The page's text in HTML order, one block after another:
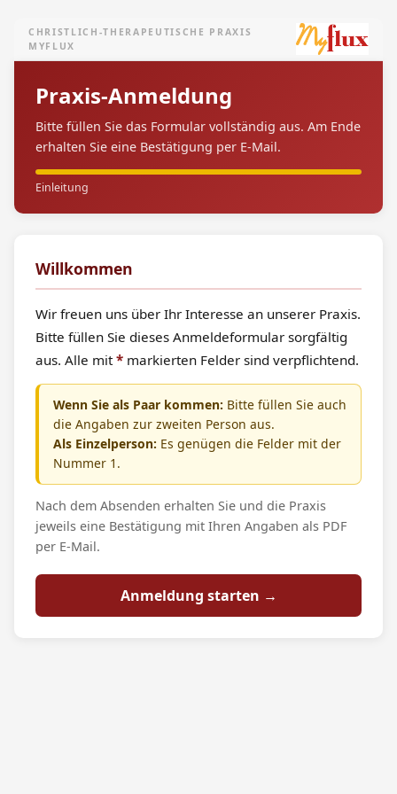
CHRISTLICH-THERAPEUTISCHE PRAXIS
MYFLUX
Praxis-Anmeldung
Bitte füllen Sie das Formular vollständig aus. Am Ende
erhalten Sie eine Bestätigung per E-Mail.
Einleitung
Willkommen
Wir freuen uns über Ihr Interesse an unserer Praxis.
Bitte füllen Sie dieses Anmeldeformular sorgfältig
aus. Alle mit * markierten Felder sind verpflichtend.
Wenn Sie als Paar kommen: Bitte füllen Sie auch
die Angaben zur zweiten Person aus.
Als Einzelperson: Es genügen die Felder mit der
Nummer 1.
Nach dem Absenden erhalten Sie und die Praxis
jeweils eine Bestätigung mit Ihren Angaben als PDF
per E-Mail.
Anmeldung starten →